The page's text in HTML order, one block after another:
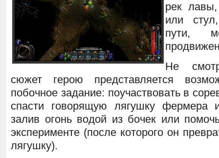
рек
или
пути,
Не
сюжет герою представляется
побочное задание: поучаствовать в
спасти говорящую лягушку фермера
залив огонь водой из бочек или
эксперименте (после которого он
лягушку).